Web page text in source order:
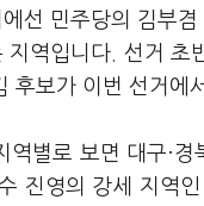
선 민주당의 김부
지역입니다. 선거 초
후보가 이번 선거에
역별로 보면 대구·
진영의 강세 지역